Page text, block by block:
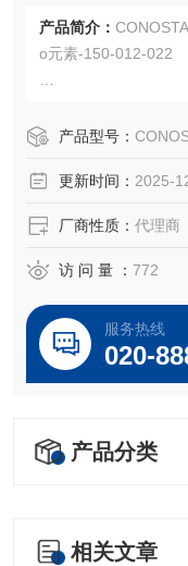
产品简介：
o元素-150-012-022
S12元素+Mo 标油
CONOSTAN
磨损金属S12是符合
度和一致性。每件
产品型号：
更新时间： 2025-
厂商性质： 代理商
访 问 量 ： 772
服务热线
020-
产品分类
相关文章